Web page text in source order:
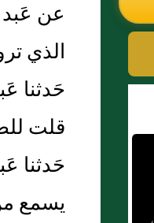
عن
الذي
حَدثنا
قلت
حَدثنا
يسمع